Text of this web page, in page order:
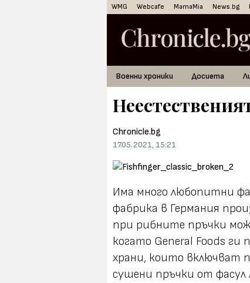
WMG Webcafe MamaMia News.bg
Военни хроники Досиета
Chronicle.bg
17.05.2021, 15:21
Има много любопитни
фабрика в Германия
при рибните пръчки
когато General Foods
храни, които включват
сушени пръчки от